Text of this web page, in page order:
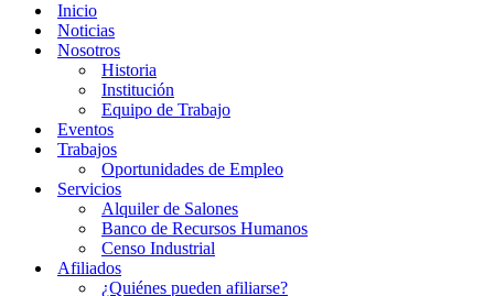
Inicio
Noticias
Nosotros
Historia
Institución
Equipo de Trabajo
Eventos
Trabajos
Oportunidades de Empleo
Servicios
Alquiler de Salones
Banco de Recursos Humanos
Censo Industrial
Afiliados
¿Quiénes pueden afiliarse?